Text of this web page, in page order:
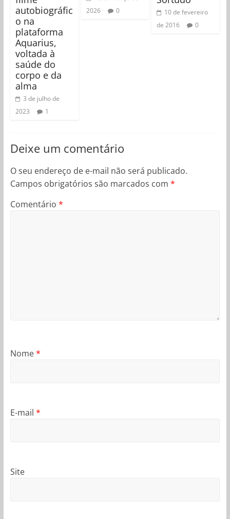
autobiográfic
o na
plataforma
Aquarius,
voltada à
saúde do
corpo e da
alma
3 de julho de
2023
1
2026
0
10 de fevereiro
de 2016
0
Deixe um comentário
O seu endereço de e-mail não será publicado.
Campos obrigatórios são marcados com *
Comentário *
Nome*
E-mail *
Site